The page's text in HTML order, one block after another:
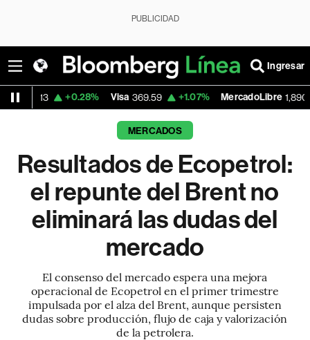
PUBLICIDAD
Ingresar
+0.28% Visa 369.59 +1.07% MercadoLibre 1,890.05 -
MERCADOS
Resultados de Ecopetrol:
el repunte del Brent no
eliminará las dudas del
mercado
El consenso del mercado espera una mejora
operacional de Ecopetrol en el primer trimestre
impulsada por el alza del Brent, aunque persisten
dudas sobre producción, flujo de caja y valorización
de la petrolera.